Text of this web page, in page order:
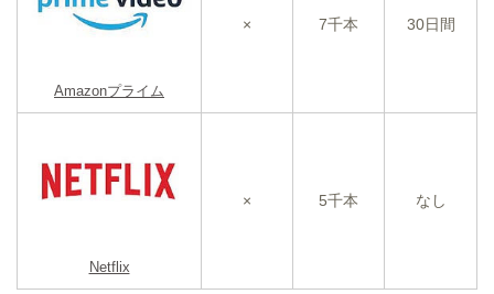
Amazonプライム
× 7千本 30日間
Netflix
× 5千本 なし